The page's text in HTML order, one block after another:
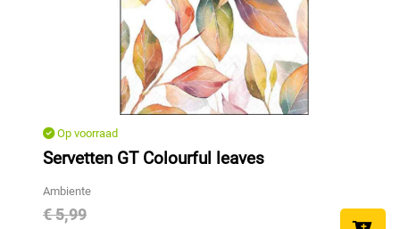
Op voorraad
Servetten GT Colourful leaves
Ambiente
€ 5,99